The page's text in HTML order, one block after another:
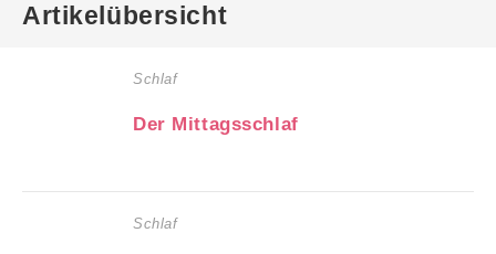
Artikelübersicht
Schlaf
Der Mittagsschlaf
Schlaf